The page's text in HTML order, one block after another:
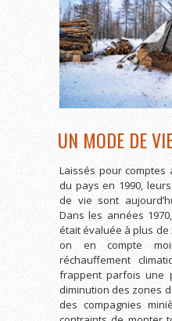
UN MODE DE
Laissés pour comptes
du pays en 1990,
de vie sont
Dans les années
était évaluée à plus de
on en compte
réchauffement
frappent parfois une
diminution des zones
des compagnies